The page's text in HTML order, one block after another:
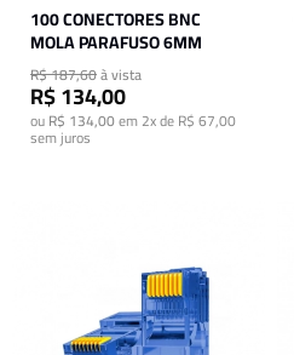
100 CONECTORES BNC
MOLA PARAFUSO 6MM
R$ 187,60
R$ 134,00
à vista
ouR$ 134,00em2x de R$ 67,00
sem juros